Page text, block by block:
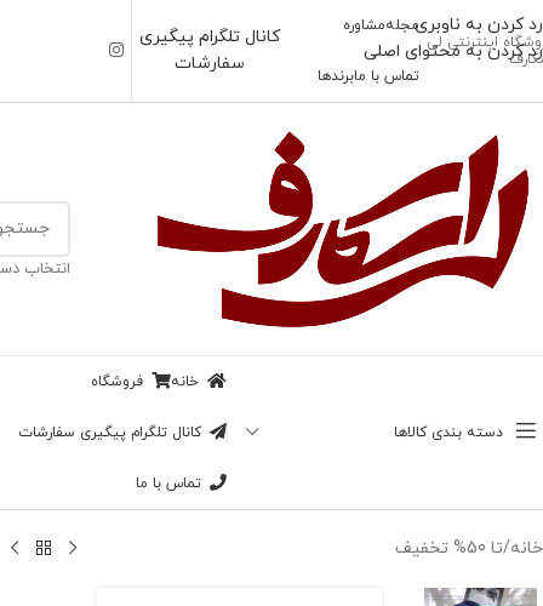
رد کردن به ناوبری
رد کردن به محتوای اصلی
اینترنتی لی
مجلهمشاوره
تماس با مابرندها
کانال تلگرام پیگیری
سفارشات
انتخاب
دسته بندی کالاها
خانه فروشگاه
کانال تلگرام پیگیری سفارشات
تماس با ما
خانه/تا 50% تخفیف